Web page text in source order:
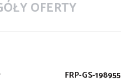
OFERTY
FRP-GS-198955